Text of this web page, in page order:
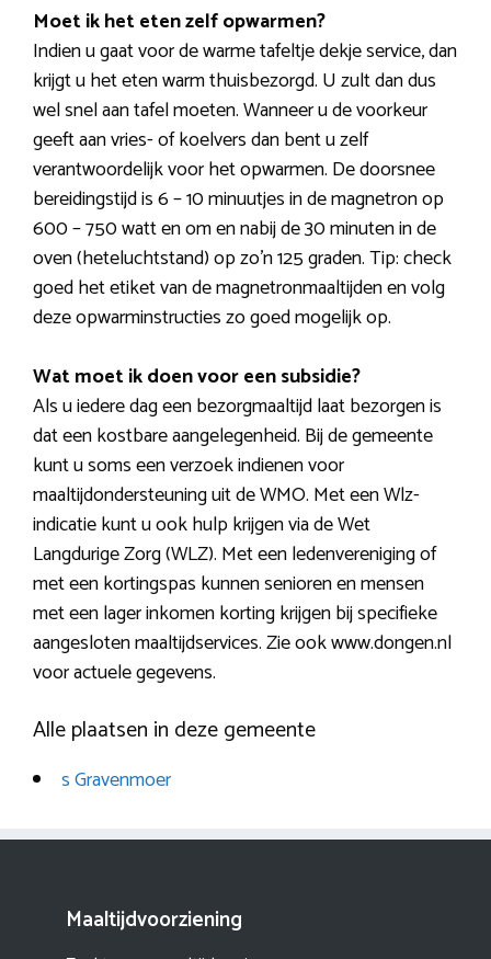
Moet ik het eten zelf opwarmen?
Indien u gaat voor de warme tafeltje dekje service, dan
krijgt u het eten warm thuisbezorgd. U zult dan dus
wel snel aan tafel moeten. Wanneer u de voorkeur
geeft aan vries- of koelvers dan bent u zelf
verantwoordelijk voor het opwarmen. De doorsnee
bereidingstijd is 6 – 10 minuutjes in de magnetron op
600 – 750 watt en om en nabij de 30 minuten in de
oven (heteluchtstand) op zo’n 125 graden. Tip: check
goed het etiket van de magnetronmaaltijden en volg
deze opwarminstructies zo goed mogelijk op.
Wat moet ik doen voor een subsidie?
Als u iedere dag een bezorgmaaltijd laat bezorgen is
dat een kostbare aangelegenheid. Bij de gemeente
kunt u soms een verzoek indienen voor
maaltijdondersteuning uit de WMO. Met een Wlz-
indicatie kunt u ook hulp krijgen via de Wet
Langdurige Zorg (WLZ). Met een ledenvereniging of
met een kortingspas kunnen senioren en mensen
met een lager inkomen korting krijgen bij specifieke
aangesloten maaltijdservices. Zie ook www.dongen.nl
voor actuele gegevens.
Alle plaatsen in deze gemeente
s Gravenmoer
Maaltijdvoorziening